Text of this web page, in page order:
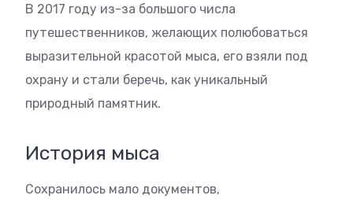
В 2017 году из-за большого числа
путешественников, желающих полюбоваться
выразительной красотой мыса, его взяли под
охрану и стали беречь, как уникальный
природный памятник.
История мыса
Сохранилось мало документов,